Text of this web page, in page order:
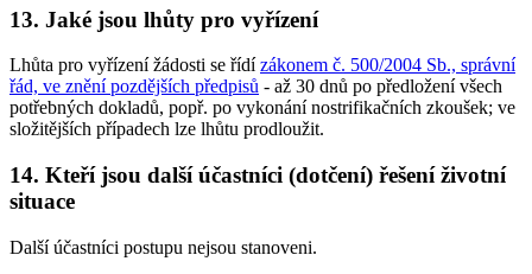
13. Jaké jsou lhůty pro vyřízení
Lhůta pro vyřízení žádosti se řídízákonem č. 500/2004 Sb., správní
řád, ve znění pozdějších předpisů - až 30 dnů po předložení všech
potřebných dokladů, popř. po vykonání nostrifikačních zkoušek; ve
složitějších případech lze lhůtu prodloužit.
14. Kteří jsou další účastníci (dotčení) řešení životní
situace
Další účastníci postupu nejsou stanoveni.